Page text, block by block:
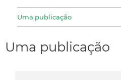
Uma publicação
Uma publicação